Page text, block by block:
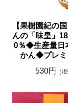
【果樹園紀の
んの「味皇」
0％◆生産量日
かん◆プレミ
530円
（